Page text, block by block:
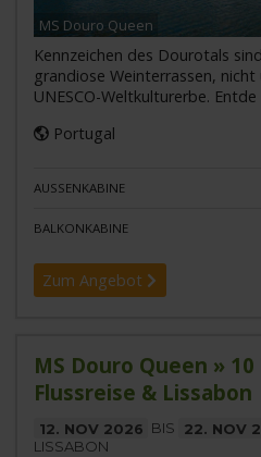
MS Douro Queen
Kennzeichen des Dourotals
grandiose Weinterrassen,
UNESCO-Weltkulturerbe. Entde
Portugal
AUSSENKABINE
BALKONKABINE
Zum Angebot
MS Douro Queen »
Flussreise & Lissabon
12. NOV 2026 BIS 22. NOV
LISSABON